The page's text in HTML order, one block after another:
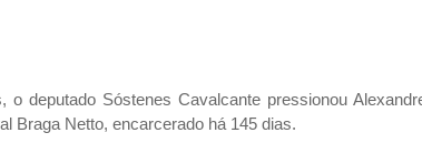
deputado Sóstenes Cavalcante pressionou
Braga Netto, encarcerado há 145 dias.